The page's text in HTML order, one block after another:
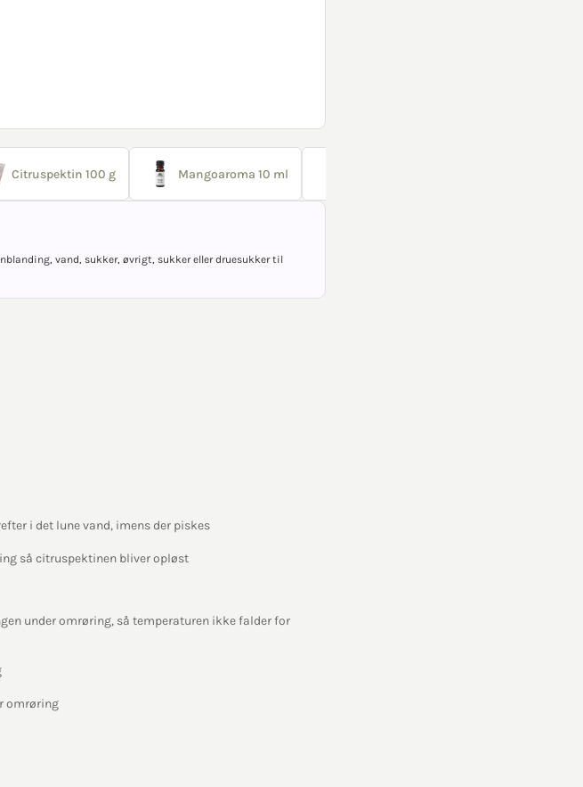
Citruspektin 100 g Mangoaroma 10 ml
vand, sukker, øvrigt, sukker eller druesukker til
i det lune vand, imens der piskes
så citruspektinen bliver opløst
under omrøring, så temperaturen ikke falder for
omrøring